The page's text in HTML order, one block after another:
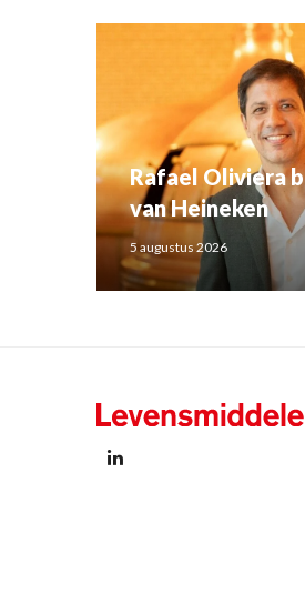
Rafael Oliviera
van Heineken
5 augustus 2026